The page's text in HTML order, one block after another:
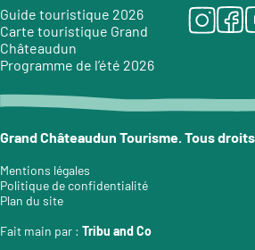
Guide touristique 2026
Carte touristique Grand
Châteaudun
Programme de l’été 2026
Grand Châteaudun Tourisme. Tous
Mentions légales
Politique de confidentialité
Plan du site
Fait main par : Tribu and Co